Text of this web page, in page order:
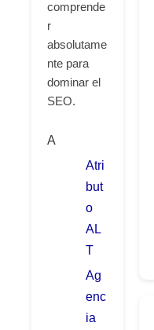
comprende
r
absolutame
nte para
dominar el
SEO.
A
Atri
but
o
AL
T
Ag
enc
ia